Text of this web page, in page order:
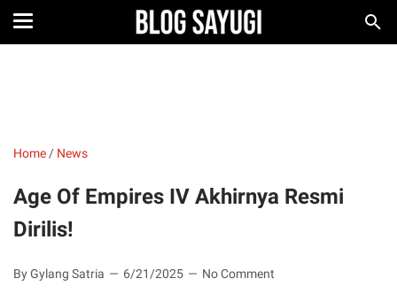
Home / News
Age Of Empires IV Akhirnya Resmi
Dirilis!
By Gylang Satria 6/21/2025 No Comment